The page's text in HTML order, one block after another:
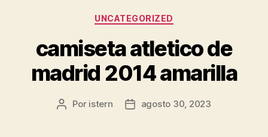
Categorías
UNCATEGORIZED
camiseta atletico de
madrid 2014 amarilla
Autor
Por istern
Fechaagosto 30, 2023